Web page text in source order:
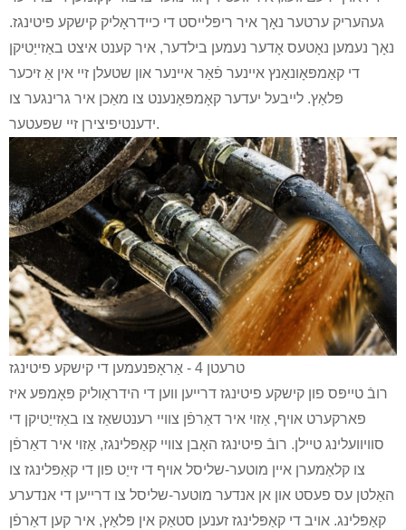
געהעריק ערטער נאָך איר ריפּלייסט די כיידראָליק קישקע פיטינגז.
נאָך נעמען נאָטעס אָדער נעמען בילדער, איר קענט איצט באַזייַטיקן
די קאַמפּאָונאַנץ איינער פֿאַר איינער און שטעלן זיי אין אַ זיכער
פּלאַץ. לייבעל יעדער קאָמפּאָנענט צו מאַכן איר גרינגער צו
ידענטיפיצירן זיי שפּעטער.
טרעטן 4 - אַראָפּנעמען די קישקע פיטינגז
רובֿ טייפּס פון קישקע פיטינגז דרייען ווען די הידראַוליק פּאָמפּע איז
פארקערט אויף, אַזוי איר דאַרפֿן צוויי רענטשאַז צו באַזייַטיקן די
סוויוועלינג טיילן. רובֿ פיטינגז האָבן צוויי קאַפּלינגז, אַזוי איר דאַרפֿן
צו קלאַמערן איין מוטער-שליסל אויף די זייַט פון די קאַפּלינגז צו
האַלטן עס פעסט און אן אנדער מוטער-שליסל צו דרייען די אנדערע
קאַפּלינג. אויב די קאַפּלינגז זענען סטאַק אין פּלאַץ, איר קען דאַרפֿן